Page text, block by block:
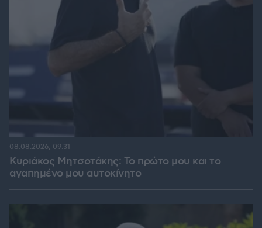
Κυριάκος Μητσοτάκης: Το πρώτο μου και το
αγαπημένο μου αυτοκίνητο
08.08.2026, 09:31